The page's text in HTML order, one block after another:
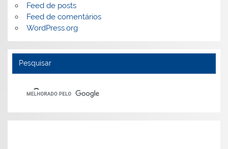
Feed de posts
Feed de comentários
WordPress.org
Pesquisar